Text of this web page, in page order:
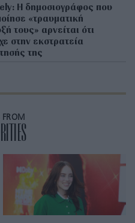
H δημοσιογράφος που
«τραυματική
τους» αρνείται ότι
στην εκστρατεία
της
FROM